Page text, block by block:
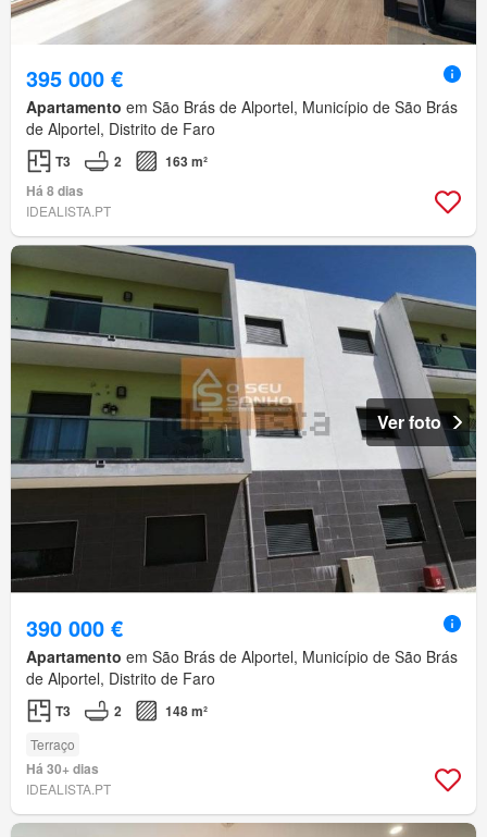
395 000 €
Apartamento em São Brás de Alportel, Município de São Brás
de Alportel, Distrito de Faro
T3 2
163 m²
Há 8 dias
IDEALISTA.PT
Ver foto
390 000 €
Apartamento em São Brás de Alportel, Município de São Brás
de Alportel, Distrito de Faro
T3 2 148 m²
Terraço
Há 30+ dias
IDEALISTA.PT